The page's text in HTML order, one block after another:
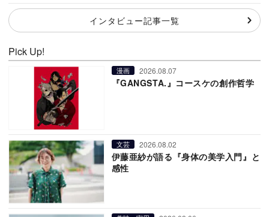
インタビュー記事一覧
Pick Up!
漫画 2026.08.07
『GANGSTA.』コースケの創作哲学
文芸 2026.08.02
伊藤亜紗が語る『身体の美学入門』と
感性